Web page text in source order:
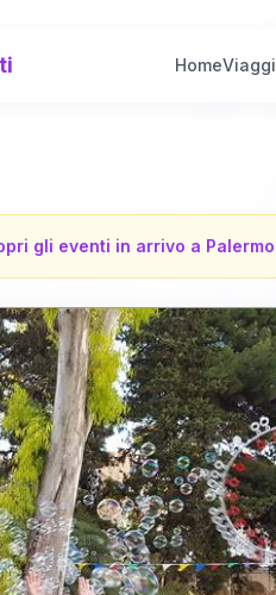
HomeViaggi
gli eventi in arrivo a Palermo